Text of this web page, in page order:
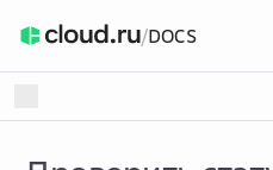
/DOCS